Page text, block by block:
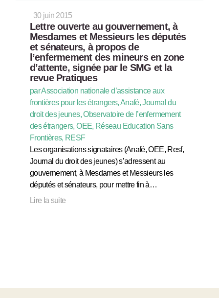
30 juin 2015
Lettre ouverte au gouvernement, à
Mesdames et Messieurs les députés
et sénateurs, à propos de
l’enfermement des mineurs en zone
d’attente, signée par le SMG et la
revue Pratiques
par Association nationale d’assistance aux
frontières pour les étrangers, Anafé, Journal du
droit des jeunes, Observatoire de l’enfermement
des étrangers, OEE, Réseau Education Sans
Frontières, RESF
Les organisations signataires (Anafé, OEE, Resf,
Journal du droit des jeunes) s’adressent au
gouvernement, à Mesdames et Messieurs les
députés et sénateurs, pour mettre fin à…
Lire la suite